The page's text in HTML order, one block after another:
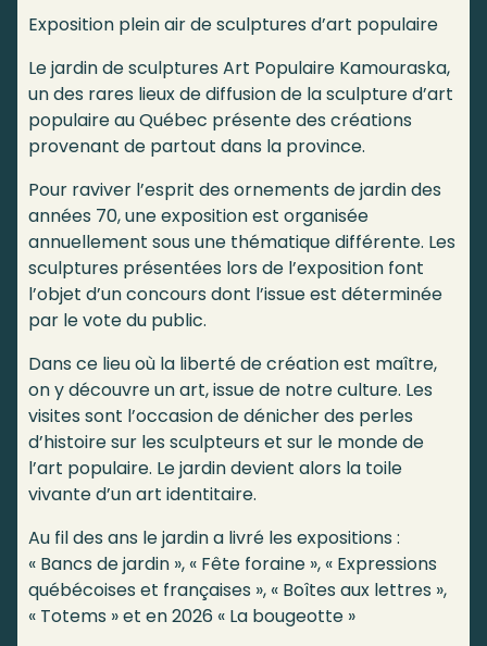
Exposition plein air de sculptures d’art populaire
Le jardin de sculptures Art Populaire Kamouraska,
un des rares lieux de diffusion de la sculpture d’art
populaire au Québec présente des créations
provenant de partout dans la province.
Pour raviver l’esprit des ornements de jardin des
années 70, une exposition est organisée
annuellement sous une thématique différente. Les
sculptures présentées lors de l’exposition font
l’objet d’un concours dont l’issue est déterminée
par le vote du public.
Dans ce lieu où la liberté de création est maître,
on y découvre un art, issue de notre culture. Les
visites sont l’occasion de dénicher des perles
d’histoire sur les sculpteurs et sur le monde de
l’art populaire. Le jardin devient alors la toile
vivante d’un art identitaire.
Au fil des ans le jardin a livré les expositions :
« Bancs de jardin », « Fête foraine », « Expressions
québécoises et françaises », « Boîtes aux lettres »,
« Totems » et en 2026 « La bougeotte »